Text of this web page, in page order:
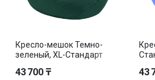
Кресло-мешок Темно-
зеленый, XL-Стандарт
съемный чехол
43 700 ₸ 43